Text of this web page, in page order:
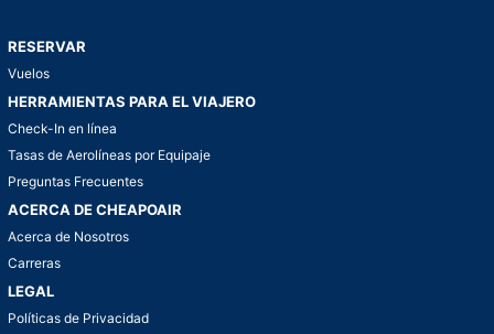
RESERVAR
Vuelos
HERRAMIENTAS PARA EL VIAJERO
Check-In en línea
Tasas de Aerolíneas por Equipaje
Preguntas Frecuentes
ACERCA DE CHEAPOAIR
Acerca de Nosotros
Carreras
LEGAL
Políticas de Privacidad